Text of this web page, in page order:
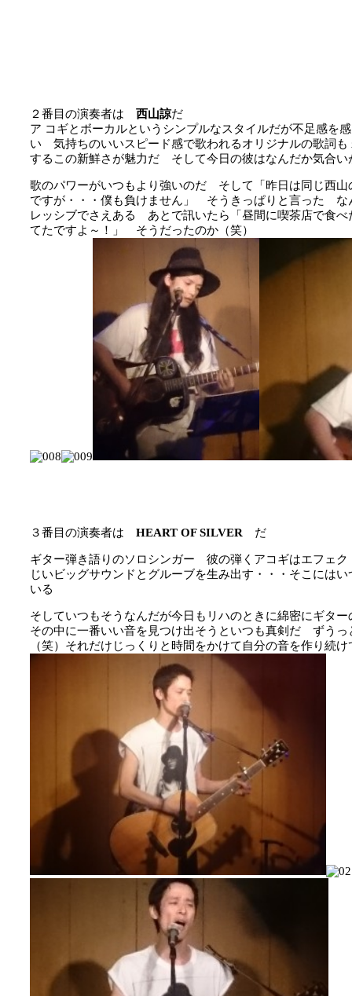
２番目の演奏者は 西山諒だ
ア コギとボーカルというシンプルなスタイルだが不足感
い 気持ちのいいスピード感で歌われるオリジナルの歌詞
するこの新鮮さが魅力だ そして今日の彼はなんだか気合い
歌のパワーがいつもより強いのだ そして「昨日は同じ西山
ですが・・・僕も負けません」 そうきっぱりと言った な
レッシブでさえある あとで訊いたら「昼間に喫茶店で食
てたですよ～！」 そうだったのか（笑）
３番目の演奏者は HEART OF SILVER だ
ギター弾き語りのソロシンガー 彼の弾くアコギはエフェク
じいビッグサウンドとグルーブを生み出す・・・そこには
いる
そしていつもそうなんだが今日もリハのときに綿密にギタ
その中に一番いい音を見つけ出そうといつも真剣だ ずうっ
（笑）それだけじっくりと時間をかけて自分の音を作り続け